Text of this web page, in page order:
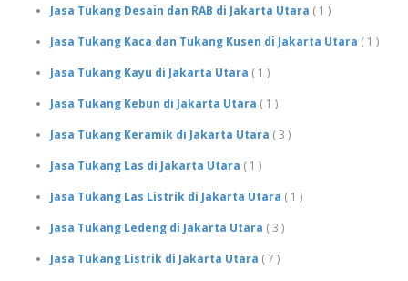
Jasa Tukang Desain dan RAB di Jakarta Utara ( 1 )
Jasa Tukang Kaca dan Tukang Kusen di Jakarta Utara ( 1 )
Jasa Tukang Kayu di Jakarta Utara ( 1 )
Jasa Tukang Kebun di Jakarta Utara ( 1 )
Jasa Tukang Keramik di Jakarta Utara ( 3 )
Jasa Tukang Las di Jakarta Utara ( 1 )
Jasa Tukang Las Listrik di Jakarta Utara ( 1 )
Jasa Tukang Ledeng di Jakarta Utara ( 3 )
Jasa Tukang Listrik di Jakarta Utara ( 7 )